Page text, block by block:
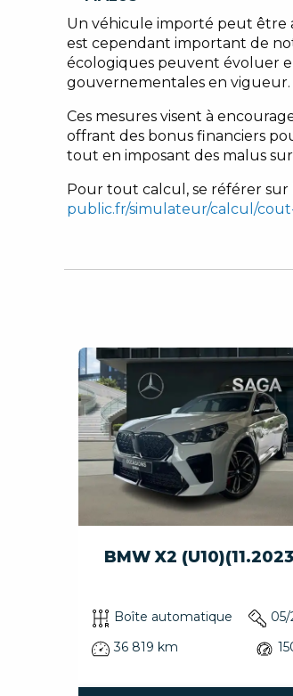
Un véhicule importé peut être
est cependant important de
écologiques peuvent évoluer
gouvernementales en vigueur.
Ces mesures visent à
offrant des bonus financiers
tout en imposant des malus
Pour tout calcul, se référer sur
public.fr/simulateur/calcul/
BMW X2
Boîte automatique
36 819 km